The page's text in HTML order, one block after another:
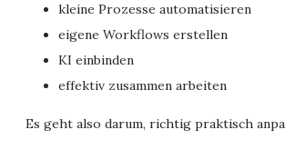
kleine Prozesse automatisieren
eigene Workflows erstellen
KI einbinden
effektiv zusammen arbeiten
E s geht also darum, richtig praktisch